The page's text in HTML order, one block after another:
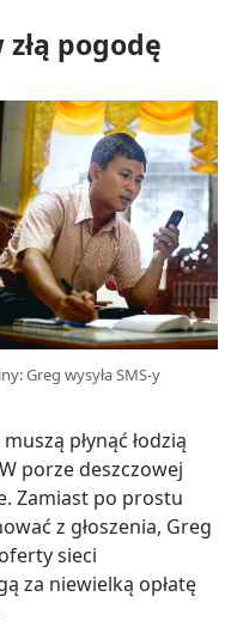
złą pogodę
Greg wysyła SMS-y
płynąć łodzią
porze deszczowej
Zamiast po prostu
z głoszenia, Greg
sieci
za niewielką opłatę